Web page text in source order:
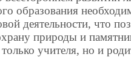
образования
деятельности, что
природы и
учителя, но и